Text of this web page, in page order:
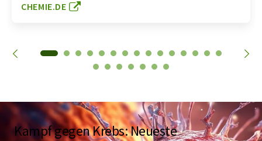
CHEMIE.DE
Kampf gegen Krebs: Neueste